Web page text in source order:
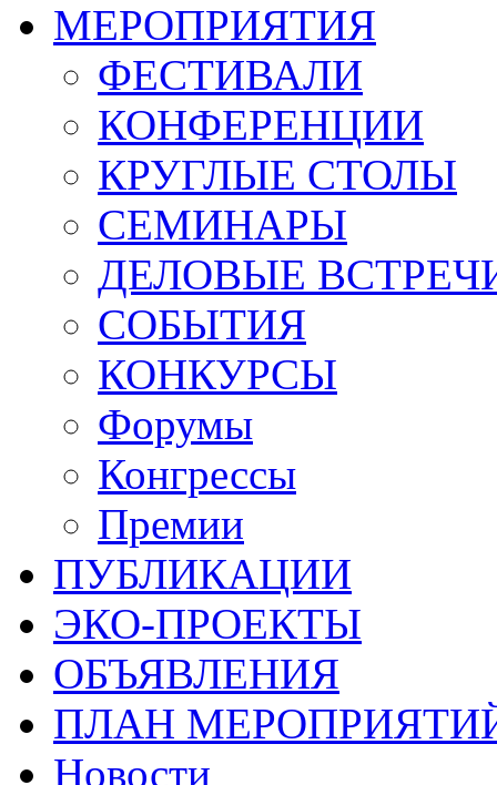
МЕРОПРИЯТИЯ
ФЕСТИВАЛИ
КОНФЕРЕНЦИИ
КРУГЛЫЕ СТОЛЫ
СЕМИНАРЫ
ДЕЛОВЫЕ
СОБЫТИЯ
КОНКУРСЫ
Форумы
Конгрессы
Премии
ПУБЛИКАЦИИ
ЭКО-ПРОЕКТЫ
ОБЪЯВЛЕНИЯ
ПЛАН
Новости